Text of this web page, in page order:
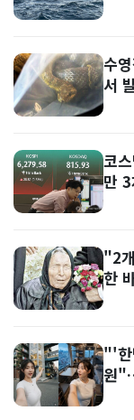
수
서
코
만
"2
한
"'한
원